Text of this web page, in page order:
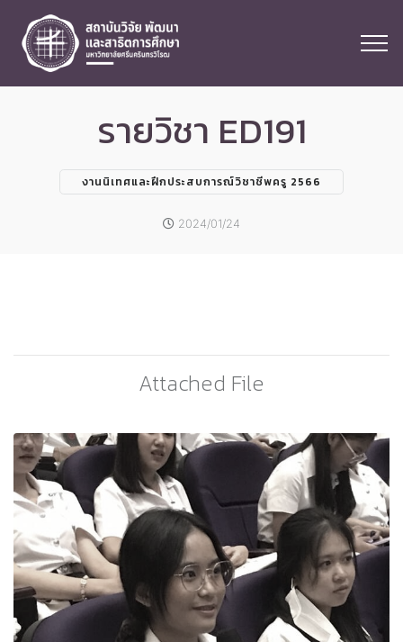
รายวิชา ED191
งานนิเทศและฝึกประสบการณ์วิชาชีพครู 2566
2024/01/24
Attached File